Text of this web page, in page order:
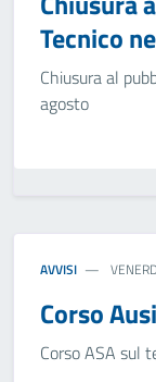
Tecnico
Chiusura al
agosto
AVVISI
Corso
Corso ASA sul